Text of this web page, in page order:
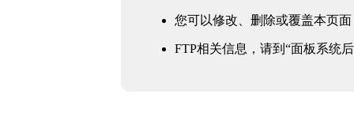
您可以修改、删除或覆盖本页面
FTP相关信息，请到“面板系统